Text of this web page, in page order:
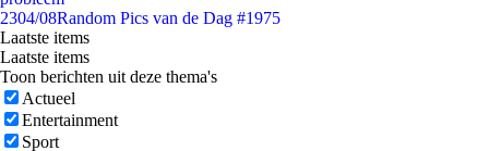
2304/08Random Pics van de Dag #1975
Laatste items
Laatste items
Toon berichten uit deze thema's
Actueel
Entertainment
Sport